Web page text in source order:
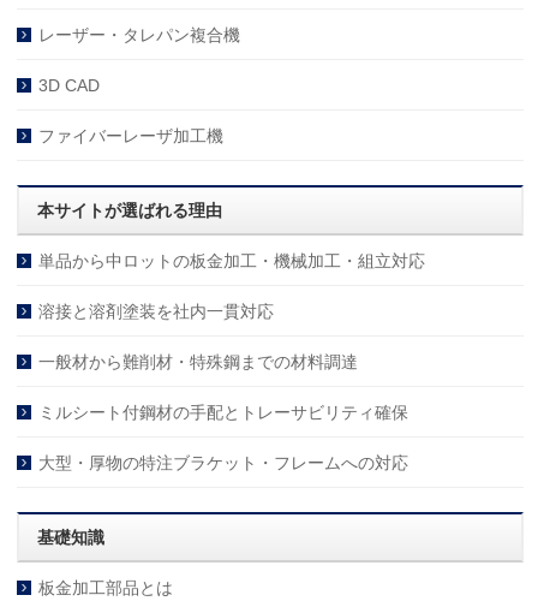
レーザー・タレパン複合機
3D CAD
ファイバーレーザ加工機
本サイトが選ばれる理由
単品から中ロットの板金加工・機械加工・組立対応
溶接と溶剤塗装を社内一貫対応
一般材から難削材・特殊鋼までの材料調達
ミルシート付鋼材の手配とトレーサビリティ確保
大型・厚物の特注ブラケット・フレームへの対応
基礎知識
板金加工部品とは